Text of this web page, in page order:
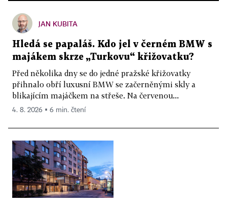
JAN KUBITA
Hledá se papaláš. Kdo jel v černém BMW s
majákem skrze „Turkovu“ křižovatku?
Před několika dny se do jedné pražské křižovatky
přihnalo obří luxusní BMW se začerněnými skly a
blikajícím majáčkem na střeše. Na červenou...
4. 8. 2026 ▪ 6 min. čtení